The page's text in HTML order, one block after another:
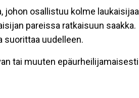
johon osallistuu kolme laukaisijaa
pareissa ratkaisuun saakka.
suorittaa uudelleen.
tai muuten epäurheilijamaisesti